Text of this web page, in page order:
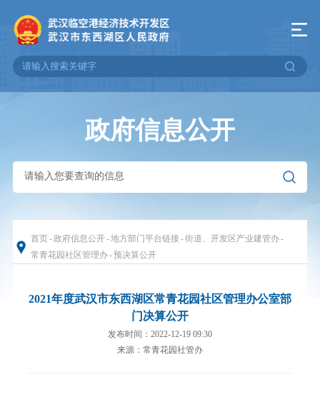
政府信息公开
首页-政府信息公开-地方部门平台链接-街道、开发区产业建管办-
常青花园社区管理办-预决算公开
2021年度武汉市东西湖区常青花园社区管理办公室部
门决算公开
发布时间：2022-12-19 09:30
来源：常青花园社管办